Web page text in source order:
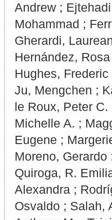
Andrew ;
Mohammad ;
Gherardi,
Hernández,
Hughes, Frederic
Ju, Mengchen ;
le Roux, Peter C.
Michelle A. ;
Eugene ;
Moreno, Gerardo
Quiroga, R.
Alexandra ;
Osvaldo ; Salah,